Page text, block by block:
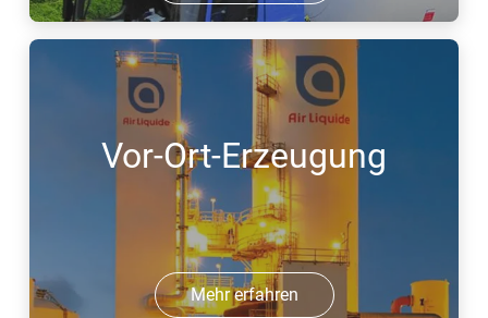
Vor-Ort-Erzeugung
Mehr erfahren